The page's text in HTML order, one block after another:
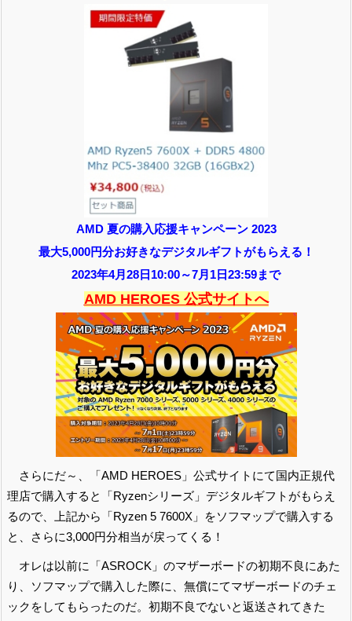
AMD 夏の購入応援キャンペーン 2023
最大5,000円分お好きなデジタルギフトがもらえる！
2023年4月28日10:00～7月1日23:59まで
AMD HEROES 公式サイトへ
さらにだ～、「AMD HEROES」公式サイトにて国内正規代
理店で購入すると「Ryzenシリーズ」デジタルギフトがもらえ
るので、上記から「Ryzen 5 7600X」をソフマップで購入する
と、さらに3,000円分相当が戻ってくる！
オレは以前に「ASROCK」のマザーボードの初期不良にあた
り、ソフマップで購入した際に、無償にてマザーボードのチェ
ックをしてもらったのだ。初期不良でないと返送されてきた